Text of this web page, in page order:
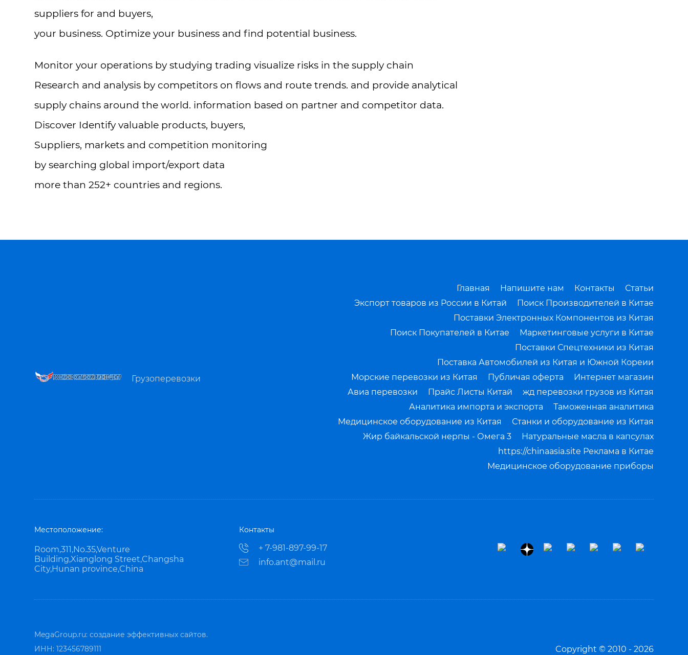
suppliers for and buyers,
your business. Optimize your business and find potential business.
Monitor your operations by studying trading visualize risks in the supply chain
Research and analysis by competitors on flows and route trends. and provide analytical
supply chains around the world. information based on partner and competitor data.
Discover Identify valuable products, buyers,
Suppliers, markets and competition monitoring
by searching global import/export data
more than 252+ countries and regions.
Грузоперевозки
Главная Напишите нам Контакты
Статьи
Экспорт товаров из России в Китай
Поиск Производителей в Китае
Поставки Электронных Компонентов из Китая
Поиск Покупателей в Китае
Маркетинговые услуги в Китае
Поставки Спецтехники из Китая
Поставка Автомобилей из Китая и Южной Кореии
Морские перевозки из Китая
Публичая оферта
Интернет магазин
Авиа перевозки
Прайс Листы Китай
жд перевозки грузов из Китая
Аналитика импорта и экспорта
Таможенная аналитика
Медицинское оборудование из Китая
Станки и оборудование из Китая
Жир байкальской нерпы - Омега 3
Натуральные масла в капсулах
https://chinaasia.site Реклама в Китае
Медицинское оборудование приборы
Местоположение:
Room,311,No.35,Venture
Building,Xianglong Street,Changsha
City,Hunan province,China
Контакты
+ 7-981-897-99-17
info.ant@mail.ru
MegaGroup.ru:создание эффективных сайтов.
ИНН: 123456789111
Copyright © 2010 - 2026